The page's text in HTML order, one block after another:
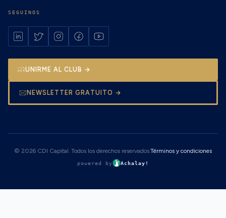
SEGUINOS
UNIRME AL CLUB →
NEWSLETTER GRATUITO →
© 2026 CDI Capital. Todos los derechos reservados.Términos y condiciones
powered by Achalay!